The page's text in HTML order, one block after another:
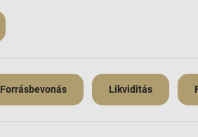
Forrásbevonás Likviditás